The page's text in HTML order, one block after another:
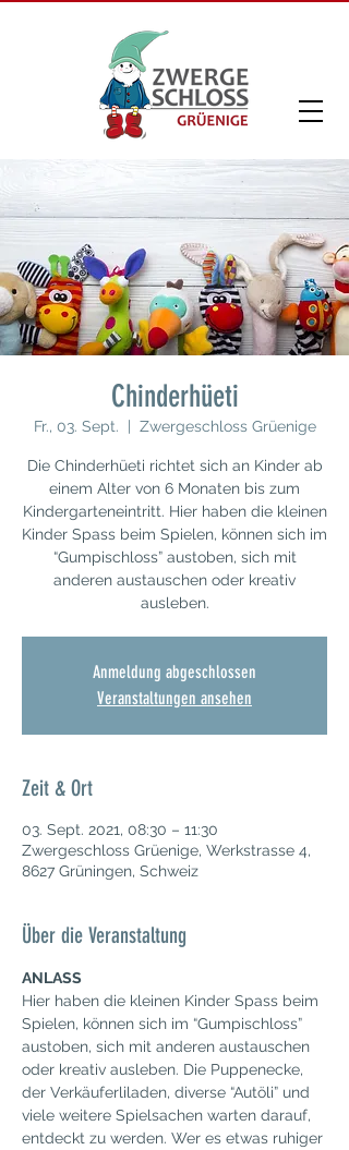
Chinderhüeti
Fr., 03. Sept. Zwergeschloss Grüenige
Die Chinderhüeti richtet sich an Kinder ab
einem Alter von 6 Monaten bis zum
Kindergarteneintritt. Hier haben die kleinen
Kinder Spass beim Spielen, können sich im
“Gumpischloss” austoben, sich mit
anderen austauschen oder kreativ
ausleben.
Anmeldung abgeschlossen
Veranstaltungen ansehen
Zeit & Ort
03. Sept. 2021, 08:30 – 11:30
Zwergeschloss Grüenige, Werkstrasse 4,
8627 Grüningen, Schweiz
Über die Veranstaltung
ANLASS
Hier haben die kleinen Kinder Spass beim
Spielen, können sich im “Gumpischloss”
austoben, sich mit anderen austauschen
oder kreativ ausleben. Die Puppenecke,
der Verkäuferliladen, diverse “Autöli” und
viele weitere Spielsachen warten darauf,
entdeckt zu werden. Wer es etwas ruhiger